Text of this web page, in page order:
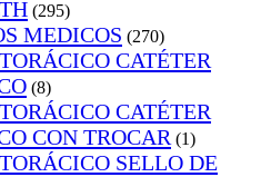
(295)
MEDICOS (270)
CATÉTER
(8)
CATÉTER
CON TROCAR (1)
SELLO DE